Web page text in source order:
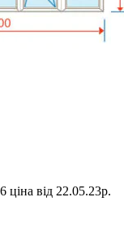
ціна від 22.05.23р.